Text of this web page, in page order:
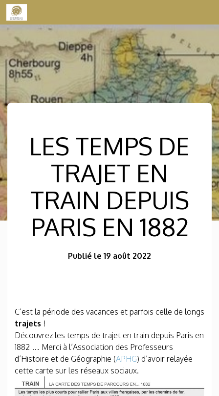
Skip to content
LES TEMPS DE
TRAJET EN
TRAIN DEPUIS
PARIS EN 1882
Publié le 19 août 2022
C’est la période des vacances et parfois celle de longs
trajets !
Découvrez les temps de trajet en train depuis Paris en
1882 … Merci à l’Association des Professeurs
d’Histoire et de Géographie (APHG) d’avoir relayée
cette carte sur les réseaux sociaux.